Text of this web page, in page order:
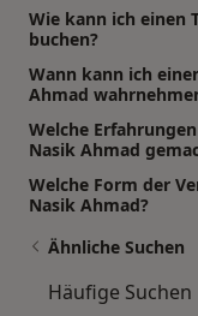
Wie kann ich einen
buchen?
Wann kann ich
Ahmad
Welche
Nasik Ahmad
Welche Form der
Nasik Ahmad?
Ähnliche Suchen
Häufige Suchen